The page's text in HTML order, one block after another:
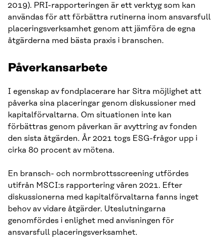
2019). PRI-rapporteringen är ett verktyg som kan
användas för att förbättra rutinerna inom ansvarsfull
placeringsverksamhet genom att jämföra de egna
åtgärderna med bästa praxis i branschen.
Påverkansarbete
I egenskap av fondplacerare har Sitra möjlighet att
påverka sina placeringar genom diskussioner med
kapitalförvaltarna. Om situationen inte kan
förbättras genom påverkan är avyttring av fonden
den sista åtgärden. År 2021 togs ESG-frågor upp i
cirka 80 procent av mötena.
En bransch- och normbrottsscreening utfördes
utifrån MSCI:s rapportering våren 2021. Efter
diskussionerna med kapitalförvaltarna fanns inget
behov av vidare åtgärder. Uteslutningarna
genomfördes i enlighet med anvisningen för
ansvarsfull placeringsverksamhet.